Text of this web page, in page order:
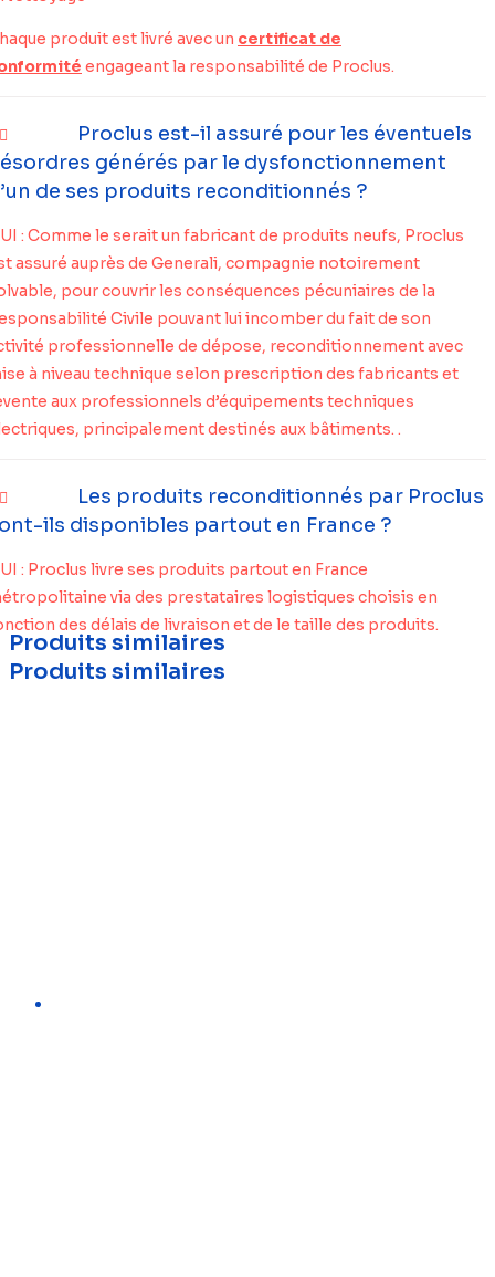
produit est livré avec un certificat de
engageant la responsabilité de Proclus.
Proclus est-il assuré pour les éventuels
générés par le dysfonctionnement
de ses produits reconditionnés ?
: Comme le serait un fabricant de produits neufs, Proclus
assuré auprès de Generali, compagnie notoirement
pour couvrir les conséquences pécuniaires de la
Civile pouvant lui incomber du fait de son
professionnelle de dépose, reconditionnement avec
à niveau technique selon prescription des fabricants et
aux professionnels d’équipements techniques
principalement destinés aux bâtiments. .
Les produits reconditionnés par Proclus
ils disponibles partout en France ?
: Proclus livre ses produits partout en France
via des prestataires logistiques choisis en
des délais de livraison et de le taille des produits.
Produits similaires
Produits similaires